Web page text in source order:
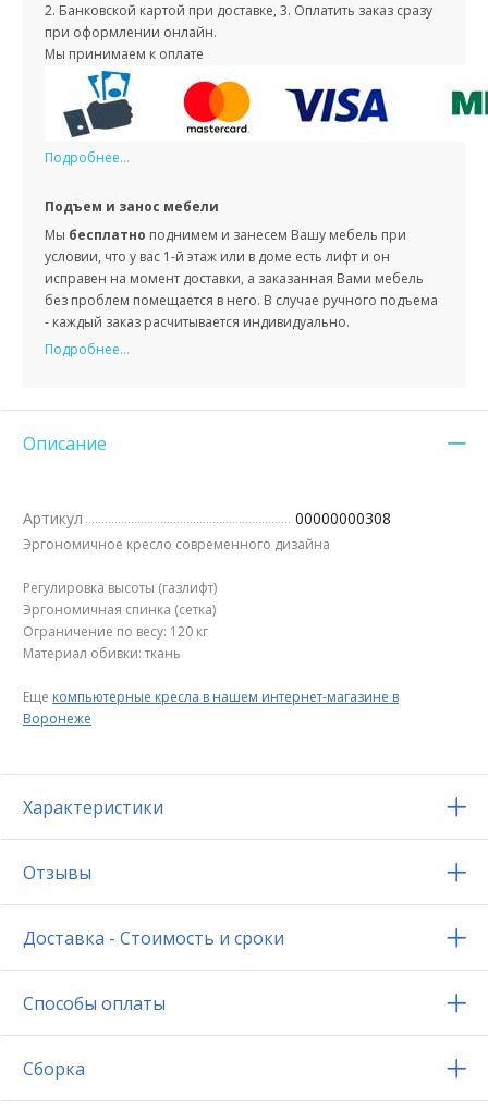
2. Банковской картой при доставке, 3. Оплатить заказ сразу
при оформлении онлайн.
Мы принимаем к оплате
Подробнее...
Подъем и занос мебели
Мы бесплатно поднимем и занесем Вашу мебель при
условии, что у вас 1-й этаж или в доме есть лифт и он
исправен на момент доставки, а заказанная Вами мебель
без проблем помещается в него. В случае ручного подъема
- каждый заказ расчитывается индивидуально.
Подробнее...
Описание
Артикул 00000000308
Эргономичное кресло современного дизайна
Регулировка высоты (газлифт)
Эргономичная спинка (сетка)
Ограничение по весу: 120 кг
Материал обивки: ткань
Еще компьютерные кресла в нашем интернет-магазине в
Воронеже
Характеристики
Отзывы
Доставка - Стоимость и сроки
Способы оплаты
Сборка